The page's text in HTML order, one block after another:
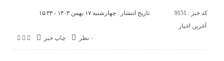
کد خبر : 9151 تاریخ انتشار : چهارشنبه ۱۷ بهمن ۱۴۰۳ - ۱۵:۳۳
چاپ خبر ۰ نظر
آخرین اخبار